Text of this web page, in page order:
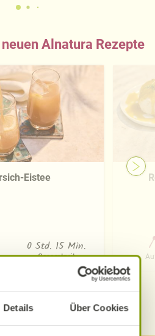
Details Über Cookies
Alnatura Rezepte
Eistee
0 Std. 15 Min.
Gesamtzeit
REZEPTE FINDEN